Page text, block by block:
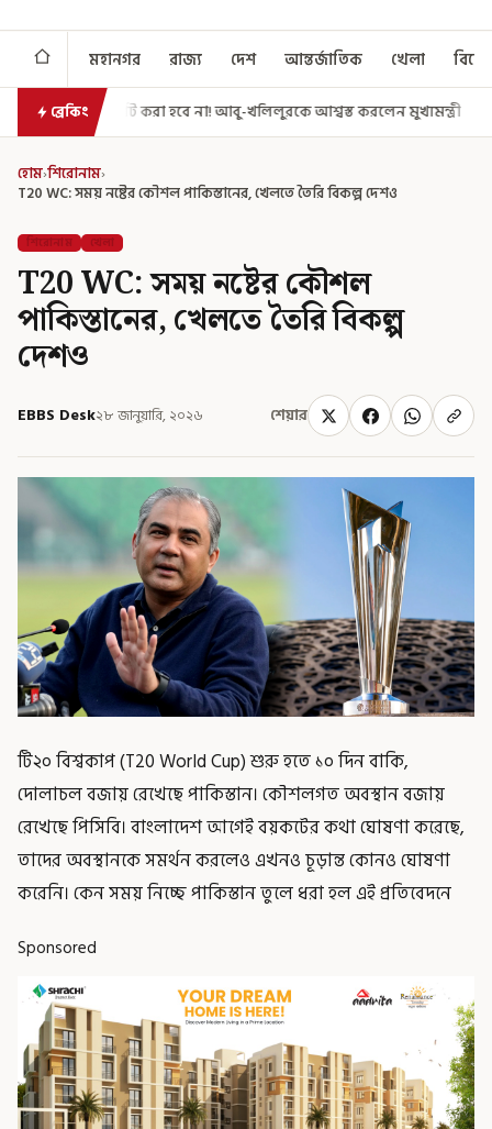
মহানগর রাজ্য দেশ আন্তর্জাতিক খেলা
ব্রেকিং
হবে না! আবু-খলিলুরকে আশ্বস্ত করলেন মুখ্যমন্ত্রী এগিয়ে গেল আরও
হোম›শিরোনাম›
T20 WC: সময় নষ্টের কৌশল পাকিস্তানের, খেলতে তৈরি বিকল্প দেশও
শিরোনাম খেলা
T20 WC: সময় নষ্টের কৌশল
পাকিস্তানের, খেলতে তৈরি বিকল্প
দেশও
EBBS Desk২৮ জানুয়ারি, ২০২৬ শেয়ার
টি২০ বিশ্বকাপ (T20 World Cup) শুরু হতে ১০ দিন বাকি,
দোলাচল বজায় রেখেছে পাকিস্তান। কৌশলগত অবস্থান বজায়
রেখেছে পিসিবি। বাংলাদেশ আগেই বয়কটের কথা ঘোষণা করেছে,
তাদের অবস্থানকে সমর্থন করলেও এখনও চূড়ান্ত কোনও ঘোষণা
করেনি। কেন সময় নিচ্ছে পাকিস্তান তুলে ধরা হল এই প্রতিবেদনে
Sponsored